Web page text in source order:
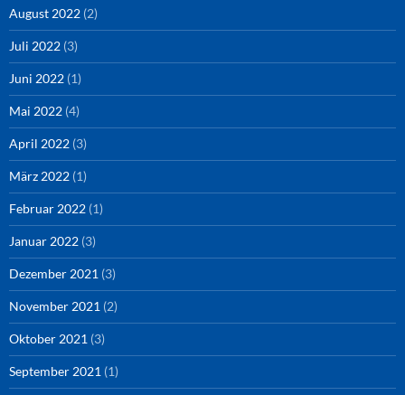
August 2022 (2)
Juli 2022 (3)
Juni 2022 (1)
Mai 2022 (4)
April 2022 (3)
März 2022 (1)
Februar 2022 (1)
Januar 2022 (3)
Dezember 2021 (3)
November 2021 (2)
Oktober 2021 (3)
September 2021 (1)